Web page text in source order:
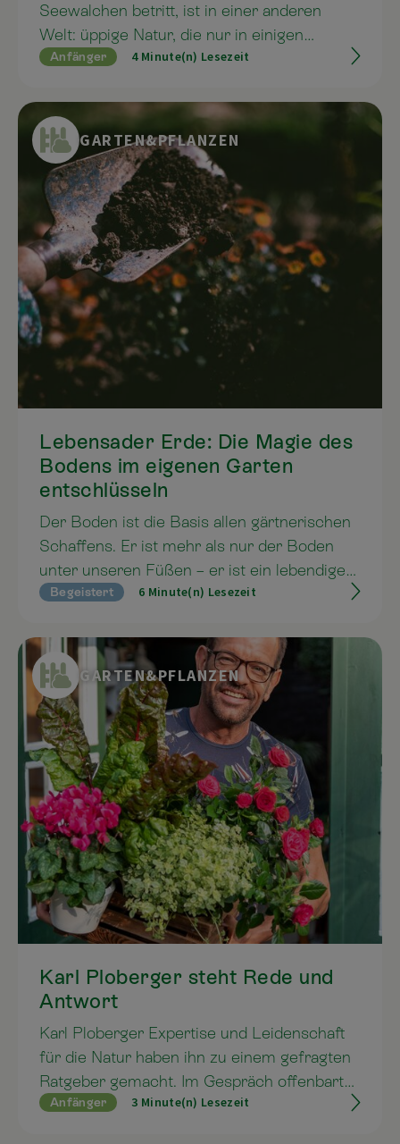
Seewalchen betritt, ist in einer anderen
Welt: üppige Natur, die nur in einigen
Bereichen „gezähmt“ wird und eine enorme
bekanntesten Naturgarten-Botschafters
Österreichs widerspiegelt: „Egal was man
macht, immer auf die große Palette an
Pflanzen zurückgreifen. Das macht letztlich
die grüne Oase zum Paradies“, erzählt
Ploberger mit einem Funkeln in den Augen.
Anfänger 4 Minute(n) Lesezeit
GARTEN&PFLANZEN
Lebensader Erde: Die Magie des
Bodens im eigenen Garten
entschlüsseln
Der Boden ist die Basis allen gärtnerischen
Schaffens. Er ist mehr als nur der Boden
unter unseren Füßen – er ist ein lebendiges
Ökosystem, das die Grundlage für das
Kleinen wie im Großen, im Garten und auf
dem Acker. Hier erfahren Sie, wie Sie die
Bodenart in ihrem Garten bestimmen
können, was es mit dem Humus auf sich
hat, und wie Sie mithilfe einfacher
Maßnahmen den Humusgehalt in Ihrem
Boden erhöhen können.
Begeistert 6 Minute(n) Lesezeit
GARTEN&PFLANZEN
Karl Ploberger steht Rede und
Antwort
Karl Ploberger Expertise und Leidenschaft
für die Natur haben ihn zu einem gefragten
Ratgeber gemacht. Im Gespräch offenbart
er seine Strategien, wie er sein grünes
Anfänger 3 Minute(n) Lesezeit